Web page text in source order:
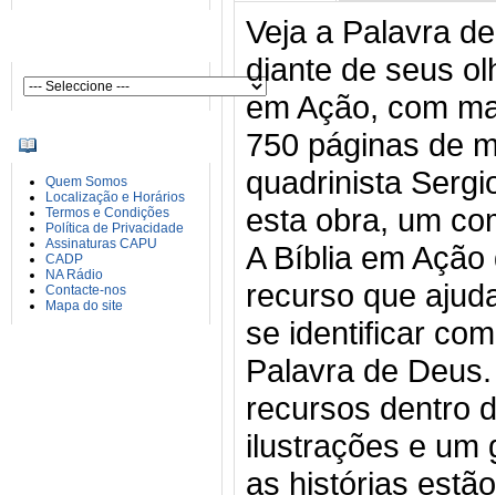
Quem Somos
Localização e Horários
Termos e Condições
Política de Privacidade
Assinaturas CAPU
CADP
NA Rádio
Contacte-nos
Mapa do site
Veja a Palavra
diante de seus
em Ação, com
750 páginas de
quadrinista
esta obra, um
A Bíblia em
recurso que
se identificar
Palavra de
recursos dentro
ilustrações e um
as histórias